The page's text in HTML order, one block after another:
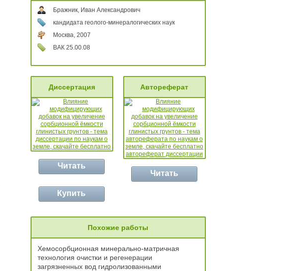
Бражник, Иван Александрович
кандидата геолого-минералогических наук
Москва, 2007
ВАК 25.00.08
Диссертация
Читать
Автореферат
Читать
Купить
Похожие работы
Хемосорбционная минерально-матричная
технология очистки и регенерации
загрязненных вод гидролизованными